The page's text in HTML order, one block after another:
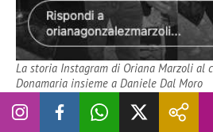
La storia Instagram di Oriana Marzoli al
Donamaria insieme a Daniele Dal Moro
A questo punto in molti si chiedono